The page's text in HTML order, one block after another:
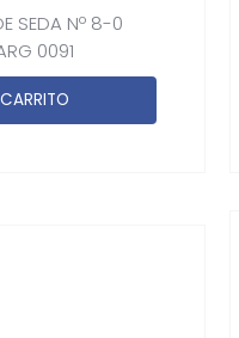
SEDA Nº 8-0
0091